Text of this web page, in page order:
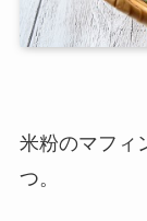
米粉のマフィ
つ。